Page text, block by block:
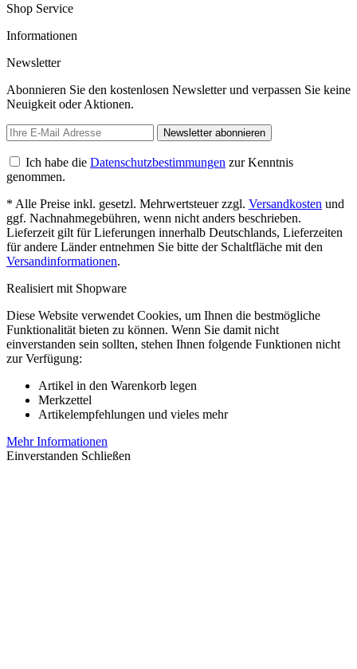
Shop Service
Informationen
Newsletter
Abonnieren Sie den kostenlosen Newsletter und verpassen Sie keine
Neuigkeit oder Aktionen.
Newsletter abonnieren
Ich habe die Datenschutzbestimmungen zur Kenntnis
genommen.
* Alle Preise inkl. gesetzl. Mehrwertsteuer zzgl. Versandkosten und
ggf. Nachnahmegebühren, wenn nicht anders beschrieben.
Lieferzeit gilt für Lieferungen innerhalb Deutschlands, Lieferzeiten
für andere Länder entnehmen Sie bitte der Schaltfläche mit den
Versandinformationen.
Realisiert mit Shopware
Diese Website verwendet Cookies, um Ihnen die bestmögliche
Funktionalität bieten zu können. Wenn Sie damit nicht
einverstanden sein sollten, stehen Ihnen folgende Funktionen nicht
zur Verfügung:
Artikel in den Warenkorb legen
Merkzettel
Artikelempfehlungen und vieles mehr
Mehr Informationen
Einverstanden Schließen